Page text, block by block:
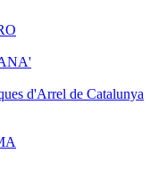
d'Arrel de Catalunya